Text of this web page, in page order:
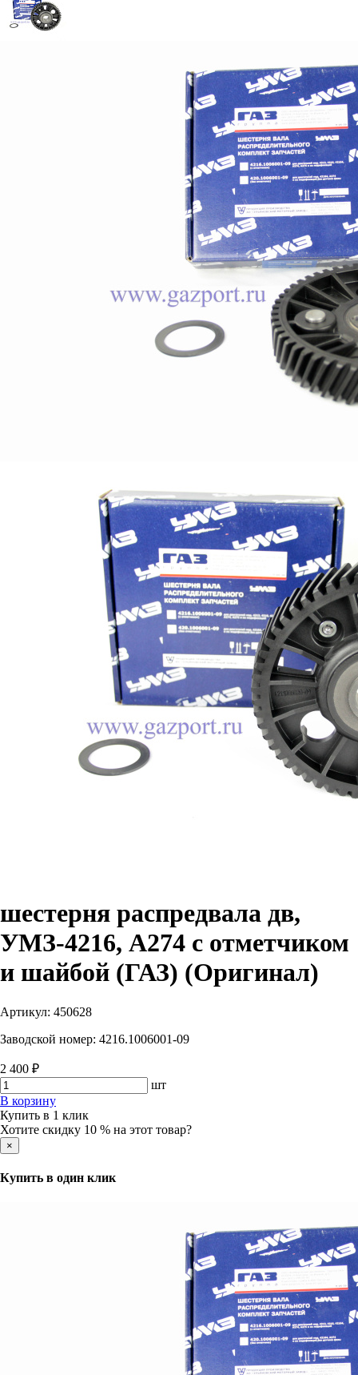
шестерня распредвала дв,
УМЗ-4216, А274 с отметчиком
и шайбой (ГАЗ) (Оригинал)
Артикул: 450628
Заводской номер: 4216.1006001-09
2 400 ₽
шт
В корзину
Купить в 1 клик
Хотите скидку 10 % на этот товар?
×
Купить в один клик